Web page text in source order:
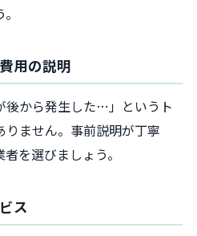
用の説明
後から発生した…」というト
ません。事前説明が丁寧
を選びましょう。
ス